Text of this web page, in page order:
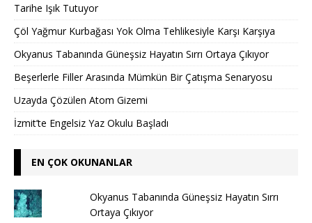
Tarihe Işık Tutuyor
Çöl Yağmur Kurbağası Yok Olma Tehlikesiyle Karşı Karşıya
Okyanus Tabanında Güneşsiz Hayatın Sırrı Ortaya Çıkıyor
Beşerlerle Filler Arasında Mümkün Bir Çatışma Senaryosu
Uzayda Çözülen Atom Gizemi
İzmit’te Engelsiz Yaz Okulu Başladı
EN ÇOK OKUNANLAR
Okyanus Tabanında Güneşsiz Hayatın Sırrı
Ortaya Çıkıyor